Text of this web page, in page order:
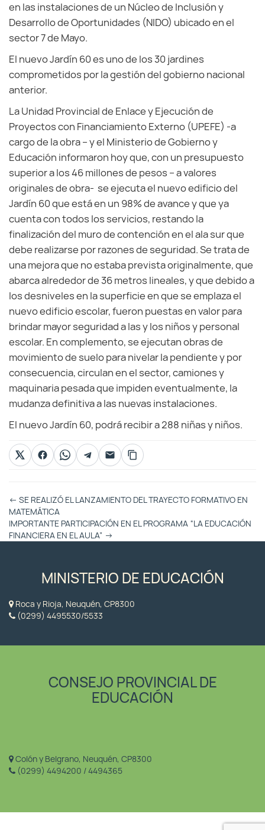
en las instalaciones de un Núcleo de Inclusión y
Desarrollo de Oportunidades (NIDO) ubicado en el
sector 7 de Mayo.
El nuevo Jardín 60 es uno de los 30 jardines
comprometidos por la gestión del gobierno nacional
anterior.
La Unidad Provincial de Enlace y Ejecución de
Proyectos con Financiamiento Externo (UPEFE) -a
cargo de la obra – y el Ministerio de Gobierno y
Educación informaron hoy que, con un presupuesto
superior a los 46 millones de pesos – a valores
originales de obra- se ejecuta el nuevo edificio del
Jardín 60 que está en un 98% de avance y que ya
cuenta con todos los servicios, restando la
finalización del muro de contención en el ala sur que
debe realizarse por razones de seguridad. Se trata de
una mejora que no estaba prevista originalmente, que
abarca alrededor de 36 metros lineales, y que debido a
los desniveles en la superficie en que se emplaza el
nuevo edificio escolar, fueron puestas en valor para
brindar mayor seguridad a las y los niños y personal
escolar. En complemento, se ejecutan obras de
movimiento de suelo para nivelar la pendiente y por
consecuencia, circulan en el sector, camiones y
maquinaria pesada que impiden eventualmente, la
mudanza definitiva a las nuevas instalaciones.
El nuevo Jardín 60, podrá recibir a 288 niñas y niños.
Otras
Entradas
← SE REALIZÓ EL LANZAMIENTO DEL TRAYECTO FORMATIVO EN
MATEMÁTICA
IMPORTANTE PARTICIPACIÓN EN EL PROGRAMA “LA EDUCACIÓN
FINANCIERA EN EL AULA” →
MINISTERIO DE EDUCACIÓN
Roca y Rioja, Neuquén, CP8300
(0299) 4495530/5533
CONSEJO PROVINCIAL DE
EDUCACIÓN
Colón y Belgrano, Neuquén, CP8300
(0299) 4494200 / 4494365